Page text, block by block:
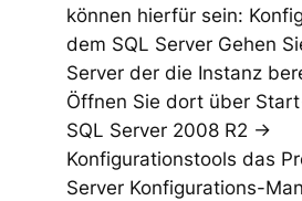
können hierfür sein:
dem SQL Server Gehen
Server der die Instanz
Öffnen Sie dort über
SQL Server 2008 R2 ->
Konfigurationstools das
Server Konfigurations-